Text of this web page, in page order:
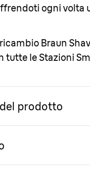
ogni volta
Braun
tutte le Stazioni
prodotto